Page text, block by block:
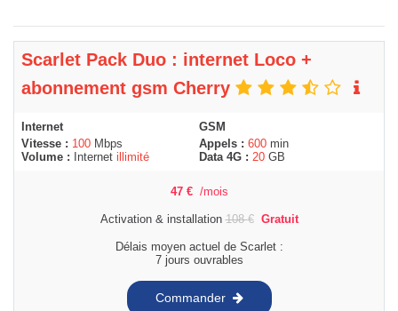
Scarlet Pack Duo : internet Loco +
abonnement gsm Cherry
Internet
Vitesse : 100 Mbps
Volume :
Internet illimité
GSM
Appels : 600 min
Data 4G : 20 GB
47 € /mois
Activation & installation108€ Gratuit
Délais moyen actuel de Scarlet :
7 jours ouvrables
Commander